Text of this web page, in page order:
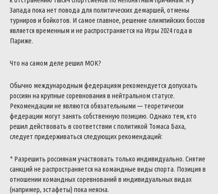
Запада пока нет повода для политических демаршей, отмены
турниров и бойкотов. И самое главное, решение олимпийских боссов
является временным и не распространяется на Игры 2024 года в
Париже.
Что на самом деле решил МОК?
Обычно международным федерациям рекомендуется допускать
россиян на крупные соревнования в нейтральном статусе.
Рекомендации не являются обязательными — теоретически
федерации могут занять собственную позицию. Однако тем, кто
решил действовать в соответствии с политикой Томаса Баха,
следует придерживаться следующих рекомендаций:
* Разрешить россиянам участвовать только индивидуально. Снятие
санкций не распространяется на командные виды спорта. Позиция в
отношении командных соревнований в индивидуальных видах
(например, эстафеты) пока неясна.